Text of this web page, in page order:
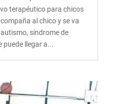
terapéutico para chicos
al chico y se va
sindrome de
puede llegar a...